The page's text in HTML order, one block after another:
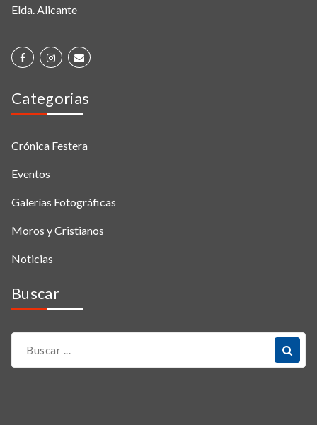
Elda. Alicante
Categorias
Crónica Festera
Eventos
Galerías Fotográficas
Moros y Cristianos
Noticias
Buscar